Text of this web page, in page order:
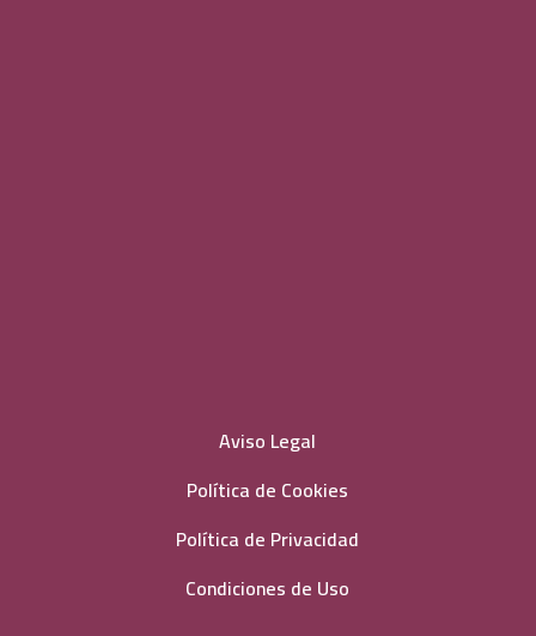
Aviso Legal
Política de Cookies
Política de Privacidad
Condiciones de Uso